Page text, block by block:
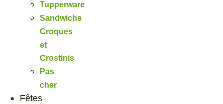
Tupperware
Sandwichs
Croques
et
Crostinis
Pas
cher
Fêtes